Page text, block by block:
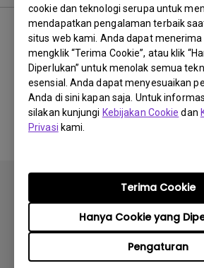
cookie dan teknologi serupa untuk
mendapatkan pengalaman terbaik
situs web kami. Anda dapat menerima
mengklik “Terima Cookie”, atau klik
Diperlukan” untuk menolak semua
esensial. Anda dapat menyesuaikan
Anda di sini kapan saja. Untuk
silakan kunjungi Kebijakan Cookie dan
Privasi kami.
Pengaturan
Hanya Cookie yang
Terima Cookie
0 hasil
Tidak ada
Berlangganan